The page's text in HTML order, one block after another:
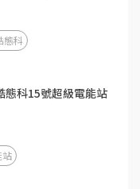
態科
態科15號超級電能站
站